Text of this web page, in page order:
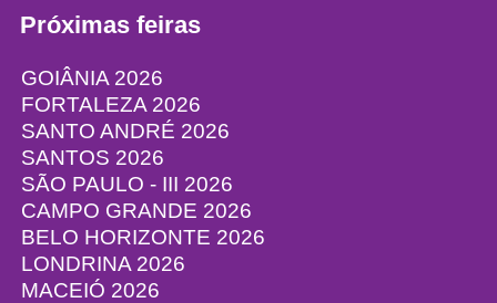
Próximas feiras
GOIÂNIA 2026
FORTALEZA 2026
SANTO ANDRÉ 2026
SANTOS 2026
SÃO PAULO - III 2026
CAMPO GRANDE 2026
BELO HORIZONTE 2026
LONDRINA 2026
MACEIÓ 2026